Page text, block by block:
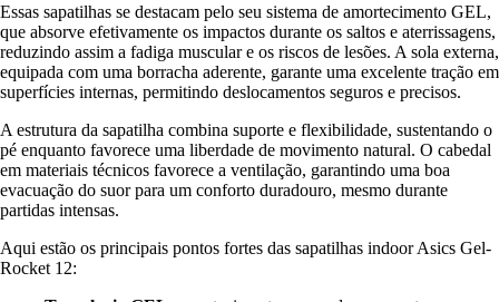
Essas sapatilhas se destacam pelo seu sistema de amortecimento GEL,
que absorve efetivamente os impactos durante os saltos e aterrissagens,
reduzindo assim a fadiga muscular e os riscos de lesões. A sola externa,
equipada com uma borracha aderente, garante uma excelente tração em
superfícies internas, permitindo deslocamentos seguros e precisos.
A estrutura da sapatilha combina suporte e flexibilidade, sustentando o
pé enquanto favorece uma liberdade de movimento natural. O cabedal
em materiais técnicos favorece a ventilação, garantindo uma boa
evacuação do suor para um conforto duradouro, mesmo durante
partidas intensas.
Aqui estão os principais pontos fortes das sapatilhas indoor Asics Gel-
Rocket 12: